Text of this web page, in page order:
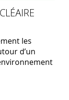
les
d’un